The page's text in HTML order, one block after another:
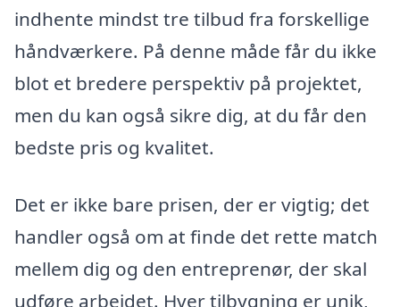
indhente mindst tre tilbud fra forskellige
håndværkere. På denne måde får du ikke
blot et bredere perspektiv på projektet,
men du kan også sikre dig, at du får den
bedste pris og kvalitet.
Det er ikke bare prisen, der er vigtig; det
handler også om at finde det rette match
mellem dig og den entreprenør, der skal
udføre arbejdet. Hver tilbygning er unik,